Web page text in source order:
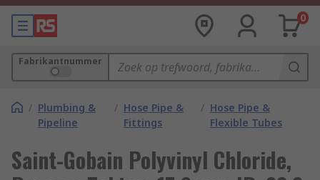
0
Fabrikantnummer
/ Plumbing &
Pipeline
/ Hose Pipe &
Fittings
/ Hose Pipe &
Flexible Tubes
Saint-Gobain Polyvinyl Chloride,